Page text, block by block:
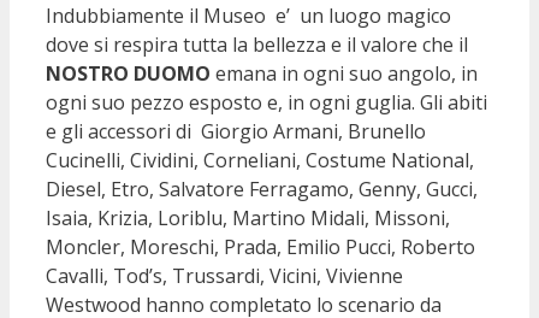
Indubbiamente il Museo e’ un luogo magico
dove si respira tutta la bellezza e il valore che il
NOSTRO DUOMO emana in ogni suo angolo, in
ogni suo pezzo esposto e, in ogni guglia. Gli abiti
e gli accessori di Giorgio Armani, Brunello
Cucinelli, Cividini, Corneliani, Costume National,
Diesel, Etro, Salvatore Ferragamo, Genny, Gucci,
Isaia, Krizia, Loriblu, Martino Midali, Missoni,
Moncler, Moreschi, Prada, Emilio Pucci, Roberto
Cavalli, Tod’s, Trussardi, Vicini, Vivienne
Westwood hanno completato lo scenario da